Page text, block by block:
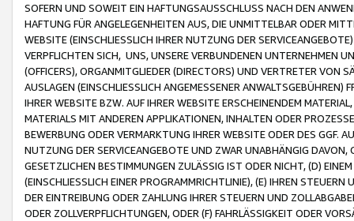
SOFERN UND SOWEIT EIN HAFTUNGSAUSSCHLUSS NACH DEN
HAFTUNG FÜR ANGELEGENHEITEN AUS, DIE UNMITTELBAR ODER
WEBSITE (EINSCHLIESSLICH IHRER NUTZUNG DER
VERPFLICHTEN SICH, UNS, UNSERE VERBUNDENEN UNTERNEHMEN
(OFFICERS), ORGANMITGLIEDER (DIRECTORS) UND VERTRETER VON
AUSLAGEN (EINSCHLIESSLICH ANGEMESSENER
IHRER WEBSITE BZW. AUF IHRER WEBSITE ERSCHEINENDEM
MATERIALS MIT ANDEREN APPLIKATIONEN, INHALTEN ODER
BEWERBUNG ODER VERMARKTUNG IHRER WEBSITE ODER DES GGF.
NUTZUNG DER SERVICEANGEBOTE UND ZWAR UNABHÄNGIG
GESETZLICHEN BESTIMMUNGEN ZULÄSSIG IST ODER NICHT, (D)
(EINSCHLIESSLICH EINER PROGRAMMRICHTLINIE), (E) IHREN
DER EINTREIBUNG ODER ZAHLUNG IHRER STEUERN UND
ODER ZOLLVERPFLICHTUNGEN, ODER (F) FAHRLÄSSIGKEIT ODER